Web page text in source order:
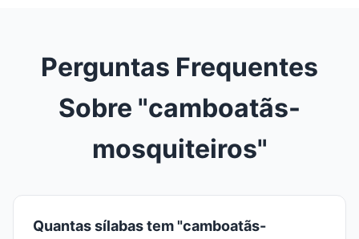
Perguntas Frequentes
Sobre "camboatãs-
mosquiteiros"
Quantas sílabas tem "camboatãs-